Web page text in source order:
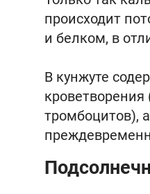
происходит
и белком, в
В кунжуте
тромбоцитов),